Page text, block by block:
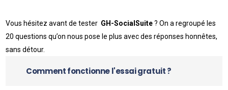
Vous hésitez avant de tester GH-SocialSuite? On a regroupé les
20 questions qu’on nous pose le plus avec des réponses honnêtes,
sans détour.
Comment fonctionne l'essai gratuit ?